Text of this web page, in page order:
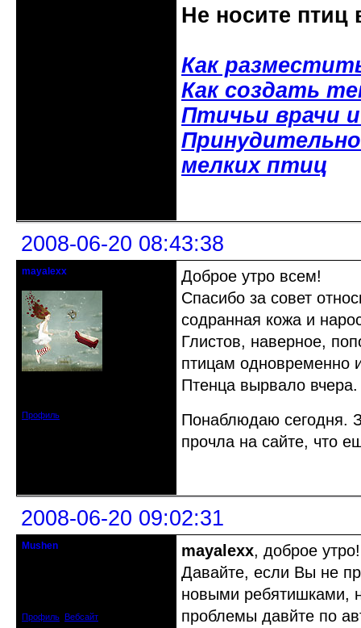
Не носите птиц
Как
Как создать
Птичьи врачи
мелких птиц
2008-06-20 08:43:38
mayalexx
Профиль
Доброе утро всем!
Спасибо за совет
содранная кожа и
Глистов, наверное,
птицам одновременно
Птенца вырвало
Понаблюдаю сегодня.
прочла на сайте, что
2008-06-20 09:02:31
Mushen
Профиль Вебсайт
mayalexx, доброе утро!
Давайте, если Вы не
новыми ребятишками,
проблемы давйте по